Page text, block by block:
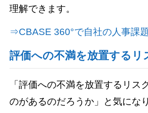
理解できます。
⇒CBASE 360°で自社の人事課
評価への不満を放置するリ
「評価への不満を放置するリス
のがあるのだろうか」と気にな